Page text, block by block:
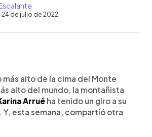
de julio de 2022
artículo
más alto de la cima del Monte
alto del mundo, la montañista
Arrué ha tenido un giro a su
esta semana, compartió otra